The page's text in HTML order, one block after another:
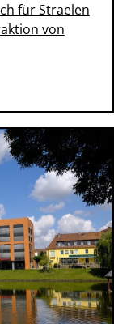
für Straelen
von